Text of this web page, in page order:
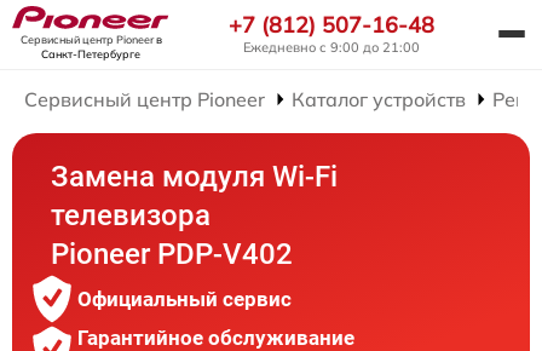
Сервисный центр Pioneerв
Санкт-Петербурге
+7 (812) 507-16-48
Ежедневно с 9:00 до 21:00
Сервисный центр Pioneer Каталог устройств
Замена модуля Wi-Fi
телевизора
Pioneer PDP-V402
Официальный сервис
Гарантийное обслуживание